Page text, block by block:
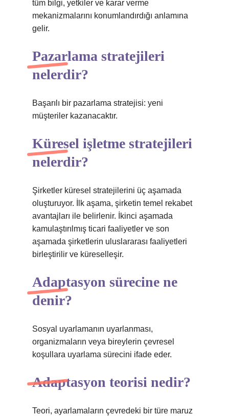
tüm bilgi, yetkiler ve karar verme
mekanizmalarını konumlandırdığı anlamına
gelir.
Pazarlama stratejileri
nelerdir?
Başarılı bir pazarlama stratejisi: yeni
müşteriler kazanacaktır.
Küresel işletme stratejileri
nelerdir?
Şirketler küresel stratejilerini üç aşamada
oluşturuyor. İlk aşama, şirketin temel rekabet
avantajları ile belirlenir. İkinci aşamada
kamulaştırılmış ticari faaliyetler ve son
aşamada şirketlerin uluslararası faaliyetleri
birleştirilir ve küreselleşir.
Adaptasyon sürecine ne
denir?
Sosyal uyarlamanın uyarlanması,
organizmaların veya bireylerin çevresel
koşullara uyarlama sürecini ifade eder.
Adaptasyon teorisi nedir?
Teori, ayarlamaların çevredeki bir türe maruz